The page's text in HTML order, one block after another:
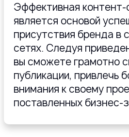
Эффективная контент-
является основой
присутствия бренда в
сетях. Следуя
вы сможете грамотно
публикации, привлечь
внимания к своему
поставленных бизнес-